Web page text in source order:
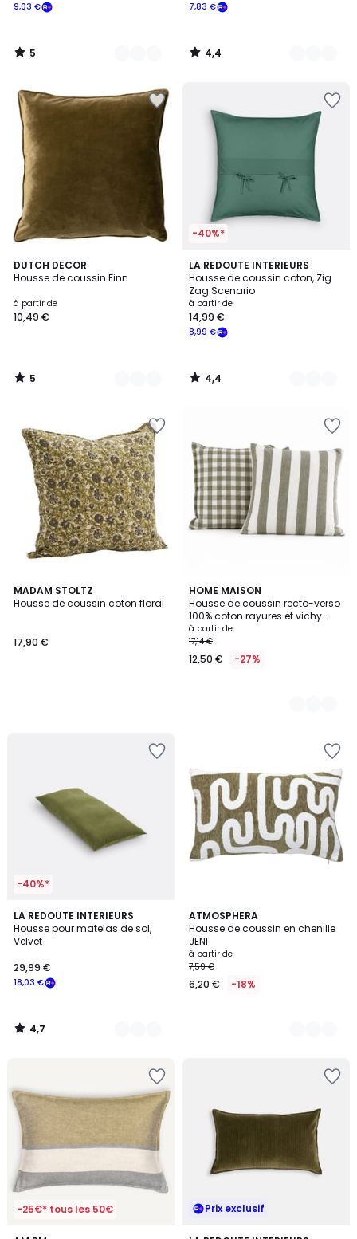
9,03 €
5
/
7,83 €
4,4
/
DUTCH DECOR
Housse de coussin Finn
à partir de
10,49 €
5
/
17
Couleurs
5
/
-40%*
LA REDOUTE INTERIEURS
Housse de coussin coton, Zig
Zag Scenario
à partir de
8,99 €
14,99 €
4,4
/ 5
9
Couleurs
4,4
/
MADAM STOLTZ
Housse de coussin coton floral
17,90 €
HOME MAISON
Housse de coussin recto-verso
100% coton rayures et vichy
LOURMARIN - QABANE
à partir de
17,14 €
12,50 € -27%
2
Couleurs
-40%*
LA REDOUTE INTERIEURS
Housse pour matelas de sol,
Velvet
18,03 €
29,99 €
4,7
/ 5
4
Couleurs
4,7
/
ATMOSPHERA
Housse de coussin en chenille
JENI
à partir de
7,59 €
6,20 € -18%
4
Couleurs
-25€* tous les 50€ Prix exclusif